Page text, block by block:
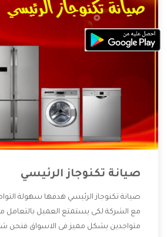
صيانة تكنوجاز الرئيسي
صيانة تكنوجاز الرئيسي هدفها سهولة
مع الشركة لكى يستمتع العميل بالتعامل
متواجدين بشكل مميز فى الاسواق فنحن